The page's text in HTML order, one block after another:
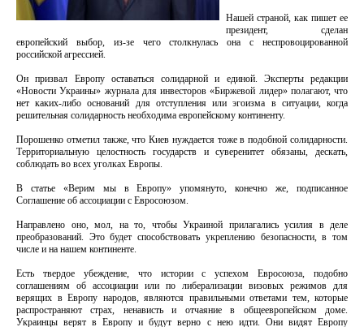
Нашей страной, как пишет ее
президент, сделан
европейский выбор, из-зе чего столкнулась она с неспровоцированной
российской агрессией.
Он призвал Европу оставаться солидарной и единой. Эксперты редакции
«Новости Украины» журнала для инвесторов «Биржевой лидер» полагают, что
нет каких-либо оснований для отступления или эгоизма в ситуации, когда
решительная солидарность необходима европейскому континенту.
Порошенко отметил также, что Киев нуждается тоже в подобной солидарности.
Территориальную целостность государств и суверенитет обязаны, дескать,
соблюдать во всех уголках Европы.
В статье «Верим мы в Европу» упомянуто, конечно же, подписанное
Соглашение об ассоциации с Евросоюзом.
Направлено оно, мол, на то, чтобы Украиной прилагались усилия в деле
преобразований. Это будет способствовать укреплению безопасности, в том
числе и на нашем континенте.
Есть твердое убеждение, что истории с успехом Евросоюза, подобно
соглашениям об ассоциации или по либерализации визовых режимов для
верящих в Европу народов, являются правильными ответами тем, которые
распространяют страх, ненависть и отчаяние в общеевропейском доме.
Украинцы верят в Европу и будут верно с нею идти. Они видят Европу